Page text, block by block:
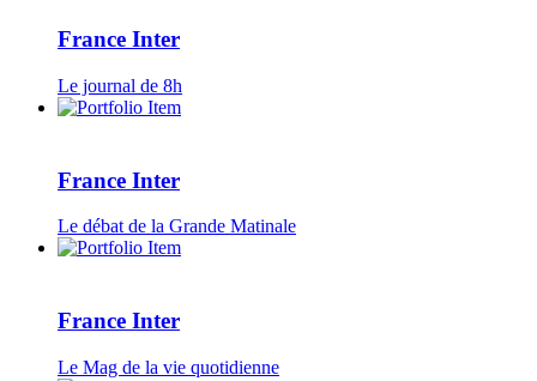
France Inter
Le journal de 8h
France Inter
Le débat de la Grande Matinale
France Inter
Le Mag de la vie quotidienne